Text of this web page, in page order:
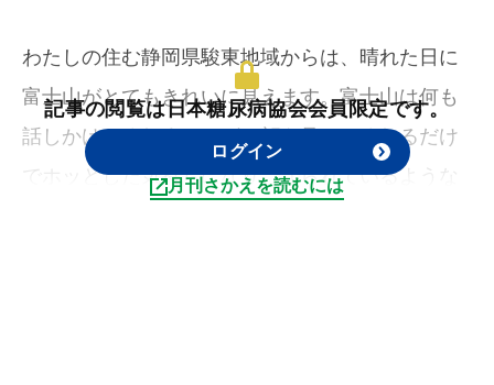
わたしの住む静岡県駿東地域からは、晴れた日に
富士山がとてもきれいに見えます。富士山は何も
話しかけてくれませんが、顔を見せてくれるだけ
でホッとした気持ちになり、守られているような
記事の閲覧は日本糖尿病協会会員限定です。
ログイン
月刊さかえを読むには